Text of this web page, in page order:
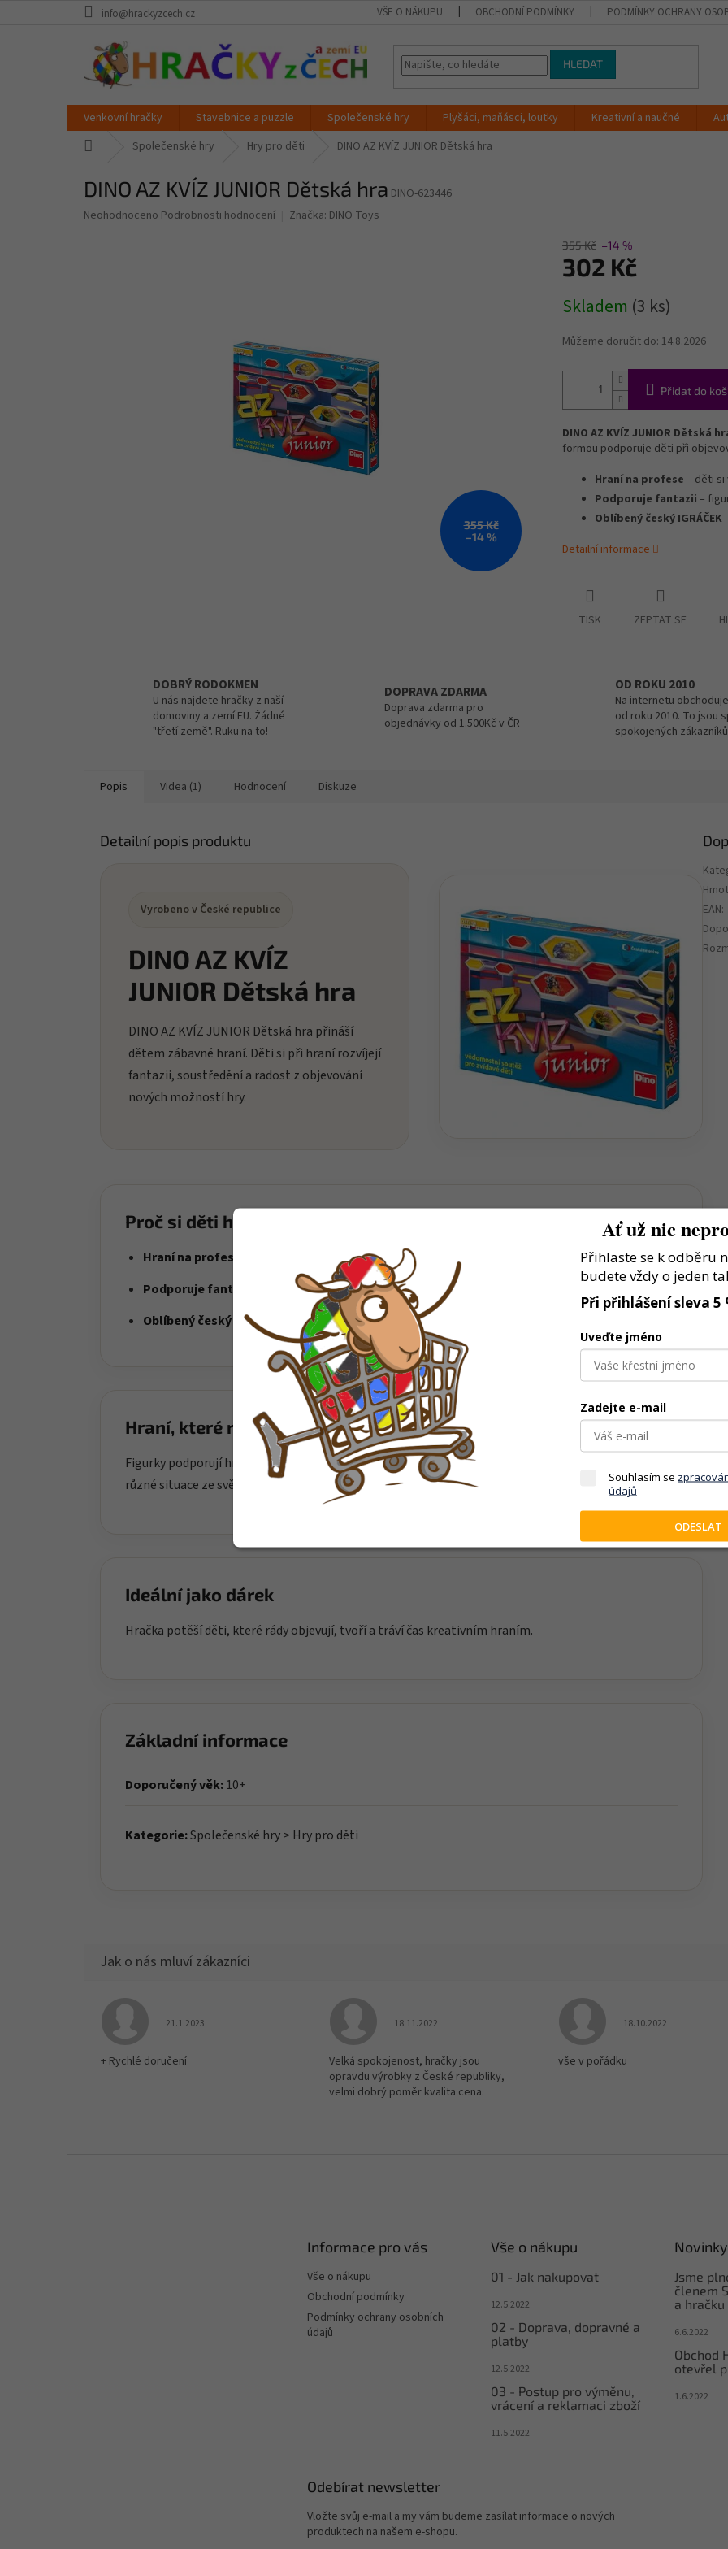
info@hrackyzcech.cz VŠE O NÁKUPU OBCHODNÍ PODMÍNKY PODMÍNKY OCHRANY
HLEDAT
Venkovní hračky Stavebnice a puzzle Společenské hry Plyšáci, maňásci, loutky Kreativní a naučné
Společenské hry Hry pro děti DINO AZ KVÍZ JUNIOR Dětská hra
DINO AZ KVÍZ JUNIOR Dětská hra DINO-623446
Průměrné
Neohodnoceno Podrobnosti hodnocení Značka: DINO Toys
355 Kč
–14 %
355 Kč –14 %
302 Kč
cena:
Skladem (3 ks)
Můžeme doručit do: 14.8.2026
Přidat do
DINO AZ KVÍZ JUNIOR Dětská
formou podporuje děti při
Hraní na profese – děti si
Podporuje fantazii –
Oblíbený český IGRÁČEK
Detailní informace
TISK ZEPTAT SE
DOBRÝ RODOKMEN
U nás najdete hračky z naší
domoviny a zemí EU. Žádné
"třetí země". Ruku na to!
DOPRAVA ZDARMA
Doprava zdarma pro
objednávky od 1.500Kč v ČR
OD ROKU 2010
Na internetu
od roku 2010. To jsou
spokojených
Popis Videa (1) Hodnocení Diskuze
Detailní popis produktu
Vyrobeno v České republice
DINO AZ KVÍZ
JUNIOR Dětská hra
DINO AZ KVÍZ JUNIOR Dětská hra přináší
dětem zábavné hraní. Děti si při hraní rozvíjejí
fantazii, soustředění a radost z objevování
nových možností hry.
Proč si děti hračku oblíbí?
Hraní na profese
– děti si vytvářejí vlastní příběhy a situace
Podporuje fantazii
– figurky otevírají prostor pro kreativní hraní
Oblíbený český IGRÁČEK
– klasika, která baví děti už po generace
Hraní, které rozvíjí
Figurky podporují hraní rolí, vyprávění příběhů a představivost. Děti si při hře přirozeně osvojují
různé situace ze světa dospělých i každodenního života.
Ideální jako dárek
Hračka potěší děti, které rády objevují, tvoří a tráví čas kreativním hraním.
Základní informace
Doporučený věk:10+
Kategorie:Společenské hry > Hry pro děti
EAN:
Hodnocení obchodu je 5 z 5 hvězdiček.
21.1.2023
+ Rychlé doručení
Hodnocení obchodu je 5 z 5 hvězdiček.
18.11.2022
Velká spokojenost, hračky jsou
opravdu výrobky z České republiky,
velmi dobrý poměr kvalita cena.
Hodnocení obchodu
18.10.2022
vše v pořádku
Informace pro vás
Vše o nákupu
Obchodní podmínky
Podmínky ochrany osobních
údajů
Vše o nákupu
01 - Jak nakupovat
12.5.2022
02 - Doprava, dopravné a
platby
12.5.2022
03 - Postup pro výměnu,
vrácení a reklamaci zboží
11.5.2022
Novinky
Jsme
členem
a hračku
6.6.2022
Obchod
otevřel
1.6.2022
Odebírat newsletter
Vložte svůj e-mail a my vám budeme zasílat informace o nových
produktech na našem e-shopu.
Ať už nic
Přihlaste se k odběru
budete vždy o jeden
Při přihlášení sleva 5
Uveďte jméno
Zadejte e-mail
Souhlasím se
údajů
ODESLAT